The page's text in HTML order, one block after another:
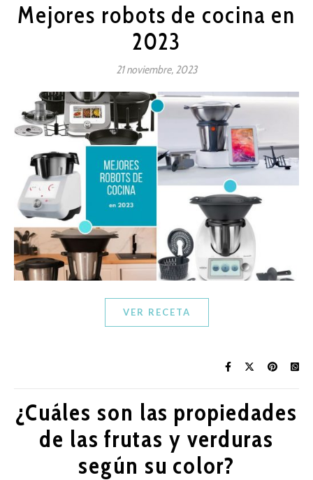
Mejores robots de cocina en
2023
21 noviembre, 2023
VER RECETA
¿Cuáles son las propiedades
de las frutas y verduras
según su color?